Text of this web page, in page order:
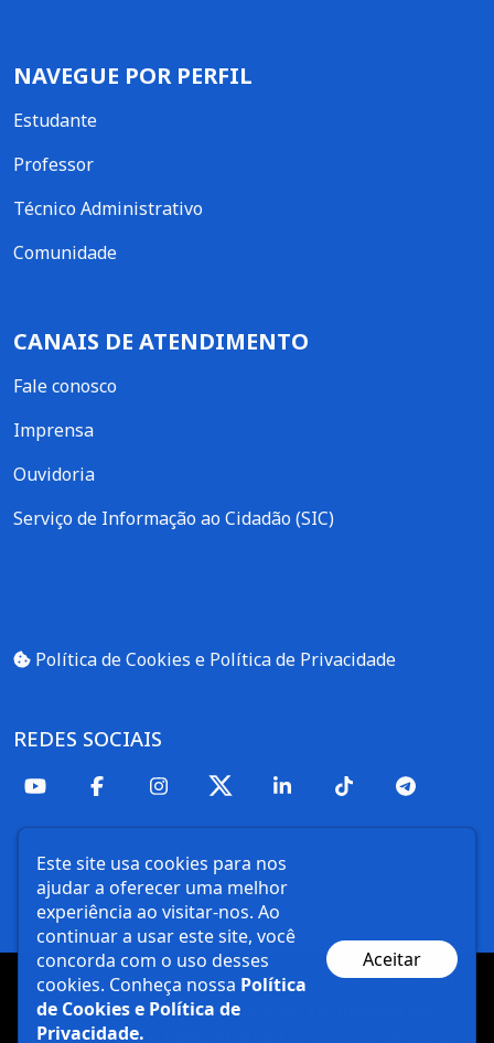
NAVEGUE POR PERFIL
Estudante
Professor
Técnico Administrativo
Comunidade
CANAIS DE ATENDIMENTO
Fale conosco
Imprensa
Ouvidoria
Serviço de Informação ao Cidadão (SIC)
Política de Cookies e Política de Privacidade
REDES SOCIAIS
Copyright© 2026 Universidade Federal de Uberlândia
Desenvolvido porCentro de Tecnologia da
Informação e Comunicação
Este site usa cookies para nos
ajudar a oferecer uma melhor
experiência ao visitar-nos. Ao
continuar a usar este site, você
concorda com o uso desses
cookies. Conheça nossa Política
de Cookies e Política de
Privacidade.
Aceitar